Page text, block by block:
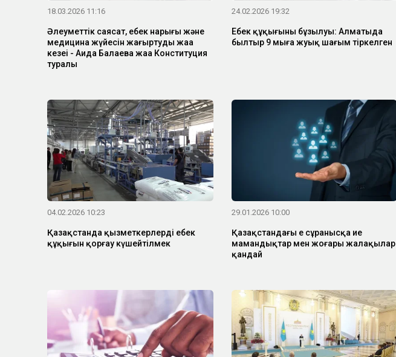
18.03.2026 11:16
Әлеуметтік саясат, еңбек нарығы және
медицина жүйесін жаңғыртудың жаңа
кезеңі - Аида Балаева жаңа Конституция
туралы
24.02.2026 19:32
Еңбек құқығының бұзылуы: Алматыда
былтыр 9 мыңға жуық шағым тіркелген
04.02.2026 10:23
Қазақстанда қызметкерлердің еңбек
құқығын қорғау күшейтілмек
29.01.2026 10:00
Қазақстандағы ең сұранысқа ие
мамандықтар мен жоғары жалақылар
қандай